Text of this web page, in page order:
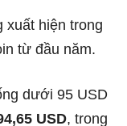
xuất hiện trong
từ đầu năm.
dưới 95 USD
USD, trong